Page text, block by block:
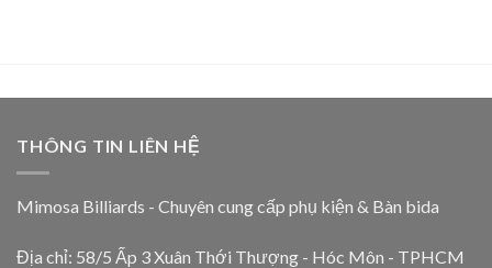
THÔNG TIN LIÊN HỆ
Mimosa Billiards - Chuyên cung cấp phụ kiện & Bàn bida
Địa chỉ: 58/5 Ấp 3 Xuân Thới Thượng - Hóc Môn - TPHCM